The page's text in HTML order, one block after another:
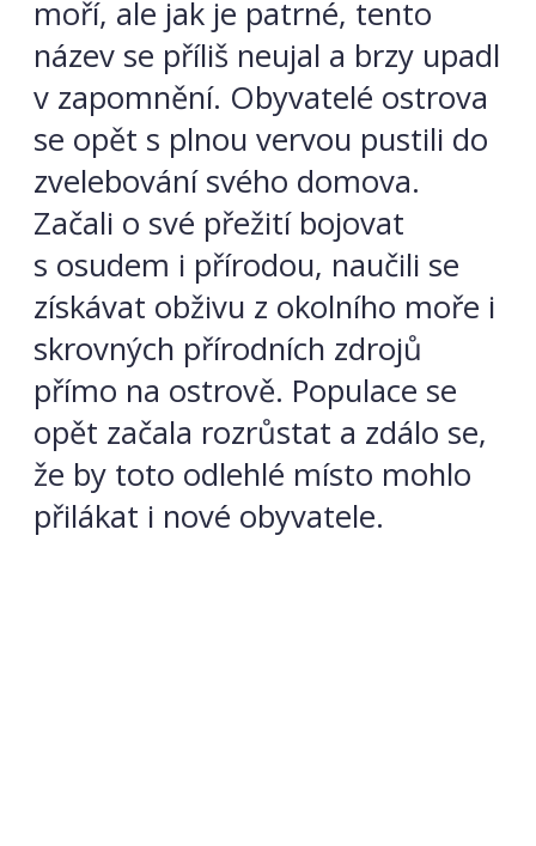
moří, ale jak je patrné, tento
název se příliš neujal a brzy upadl
v zapomnění. Obyvatelé ostrova
se opět s plnou vervou pustili do
zvelebování svého domova.
Začali o své přežití bojovat
s osudem i přírodou, naučili se
získávat obživu z okolního moře i
skrovných přírodních zdrojů
přímo na ostrově. Populace se
opět začala rozrůstat a zdálo se,
že by toto odlehlé místo mohlo
přilákat i nové obyvatele.